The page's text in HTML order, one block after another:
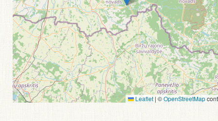
Leaflet | ©OpenStreetMap